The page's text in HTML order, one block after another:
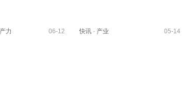
力 06-12 快讯 · 产业 05-14